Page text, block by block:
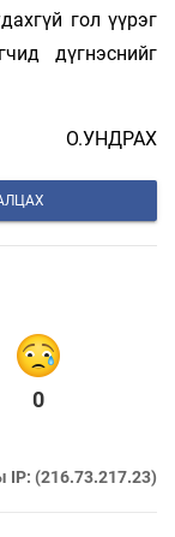
гол үүрэг
дүгнэснийг
О.УНДРАХ
0
IP: (216.73.217.23)